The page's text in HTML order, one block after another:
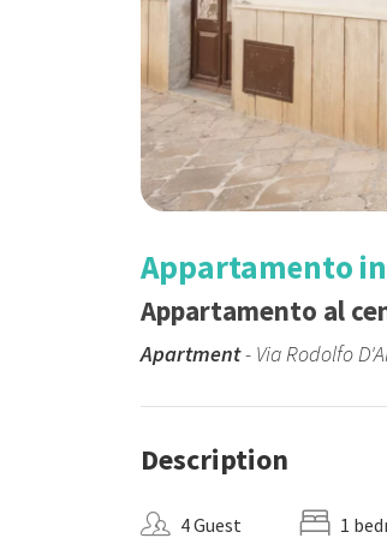
Appartamento
Appartamento al
Apartment- Via Rodolfo
Description
4 Guest 1